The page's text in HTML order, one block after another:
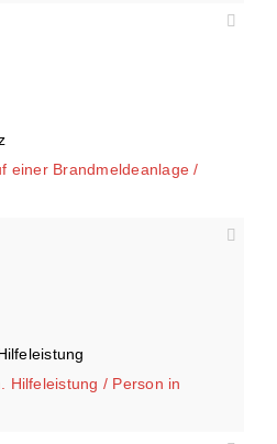
einer Brandmeldeanlage /
Hilfeleistung / Person in